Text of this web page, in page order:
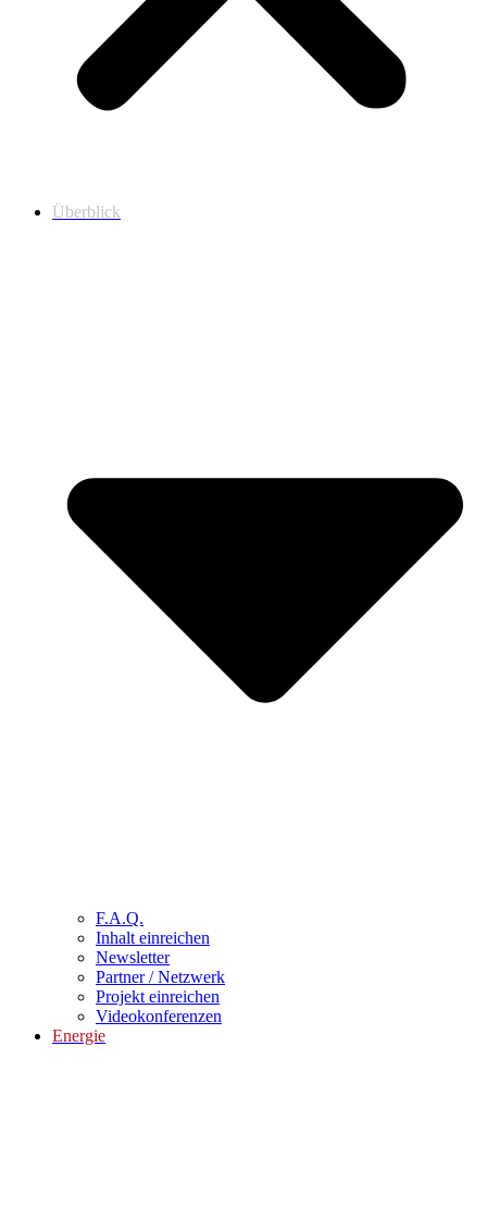
Überblick
F.A.Q.
Inhalt einreichen
Newsletter
Partner / Netzwerk
Projekt einreichen
Videokonferenzen
Energie